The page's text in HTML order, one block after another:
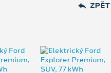
ZPĚT